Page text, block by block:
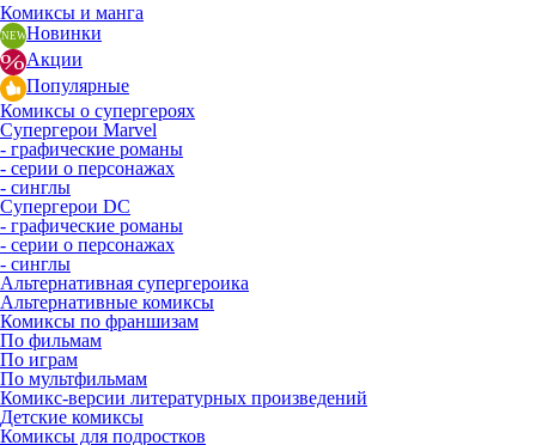
Комиксы и манга
Новинки
Акции
Популярные
Комиксы о супергероях
Супергерои Marvel
- графические романы
- серии о персонажах
- синглы
Супергерои DC
- графические романы
- серии о персонажах
- синглы
Альтернативная супергероика
Альтернативные комиксы
Комиксы по франшизам
По фильмам
По играм
По мультфильмам
Комикс-версии литературных произведений
Детские комиксы
Комиксы для подростков